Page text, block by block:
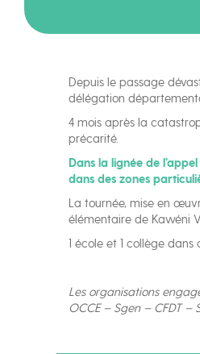
Depuis le passage
délégation
4 mois après la
précarité.
Dans la lignée de
dans des zones
La tournée, mise en
élémentaire de Kawéni
1 école et 1 collège
Les organisations
OCCE – Sgen – CFDT –